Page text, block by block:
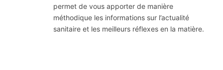
permet de vous apporter de manière
méthodique les informations sur l’actualité
sanitaire et les meilleurs réflexes en la matière.